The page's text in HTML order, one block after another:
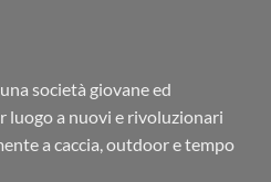
società giovane ed
luogo a nuovi e rivoluzionari
a caccia, outdoor e tempo